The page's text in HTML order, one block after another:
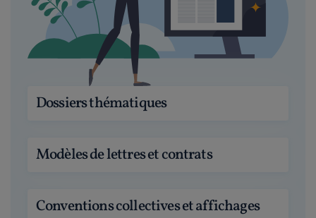
Dossiers thématiques
Modèles de lettres et contrats
Conventions collectives et affichages